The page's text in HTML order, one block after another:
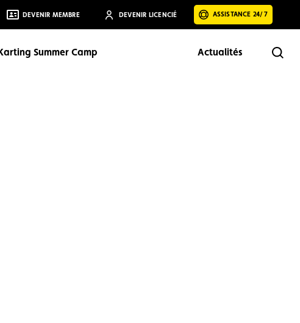
DEVENIR MEMBRE DEVENIR LICENCIÉ ASSISTANCE 24/7
Summer Camp Actualités